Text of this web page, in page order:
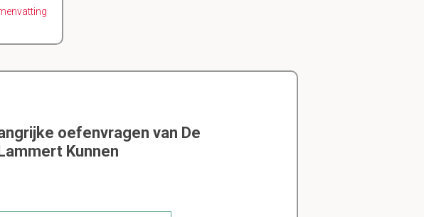
oefenvragen van De
Kunnen